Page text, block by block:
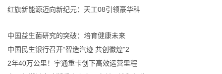
红旗新能源迈向新纪元：天工08引领豪华科
中国益生菌研究的突破：培育健康未来
中国民生银行召开“智造汽迹 共创徽煌”2
2年40万公里！宇通重卡创下高效运营里程